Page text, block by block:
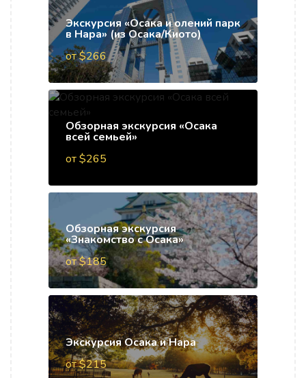
Экскурсия «Осака и олений парк
в Нара» (из Осака/Киото)
от $266
Обзорная экскурсия «Осака
всей семьей»
от $265
Обзорная экскурсия
«Знакомство с Осака»
от $185
Экскурсия Осака и Нара
от $215